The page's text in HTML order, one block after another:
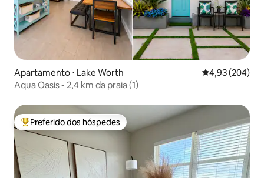
Apartamento ⋅ Lake Worth 4,93 de uma
4,93 (204)
Aqua Oasis - 2,4 km da praia (1)
Entre os melhores preferidos dos hóspedes
Preferido dos hóspedes